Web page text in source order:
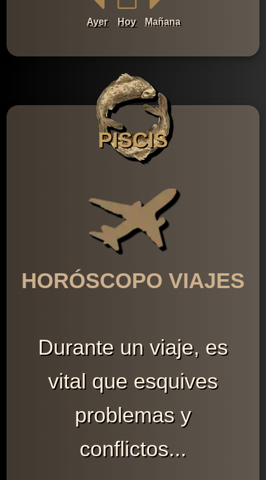
Ayer Hoy Mañana
PISCIS
HORÓSCOPO VIAJES
Durante un viaje, es
vital que esquives
problemas y
conflictos...